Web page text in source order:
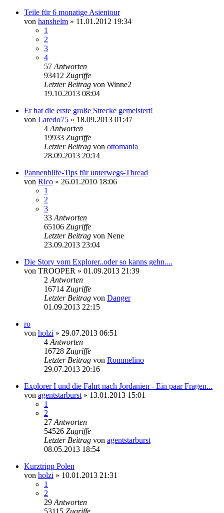
Teile für 6 monatige Asientour
von hanshelm » 11.01.2012 19:34
1
2
3
4
57 Antworten
93412 Zugriffe
Letzter Beitrag von Winne2
19.10.2013 08:04
Er hat die erste große Strecke gemeistert!
von Laredo75 » 18.09.2013 01:47
4 Antworten
19933 Zugriffe
Letzter Beitrag von ottomania
28.09.2013 20:14
Pannenhilfe-Tips für unterwegs-Thread
von Rico » 26.01.2010 18:06
1
2
3
33 Antworten
65106 Zugriffe
Letzter Beitrag von Nene
23.09.2013 23:04
Die Story vom Explorer..oder so kanns gehn....
von TROOPER » 01.09.2013 21:39
2 Antworten
16714 Zugriffe
Letzter Beitrag von Danger
01.09.2013 22:15
ro
von holzi » 29.07.2013 06:51
4 Antworten
16728 Zugriffe
Letzter Beitrag von Rommelino
29.07.2013 20:16
Explorer I und die Fahrt nach Jordanien - Ein paar Fragen...
von agentstarburst » 13.01.2013 15:01
1
2
27 Antworten
54526 Zugriffe
Letzter Beitrag von agentstarburst
08.05.2013 18:54
Kurztripp Polen
von holzi » 10.01.2013 21:31
1
2
29 Antworten
53115 Zugriffe